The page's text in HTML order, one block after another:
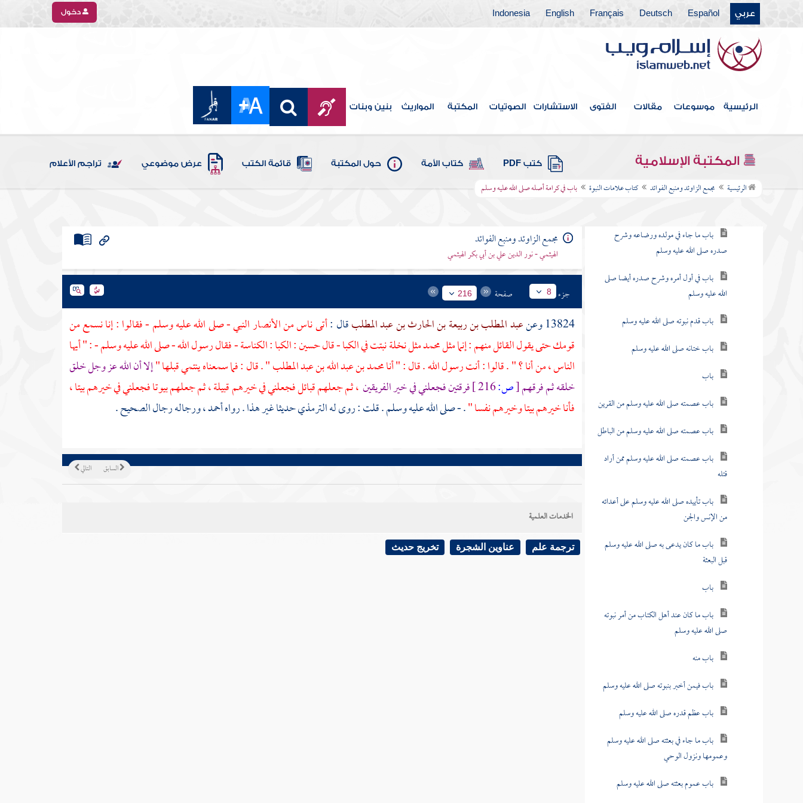
عربي Español
Deutsch
Français
English
Indonesia دخول
الرئيسية موسوعات مقالات الفتوى الاستشارات الصوتيات المكتبة المواريث بنين وبنات
المكتبة الإسلامية كتب PDF كتاب الأمة حول المكتبة قائمة الكتب عرض موضوعي تراجم الأعلام
الرئيسية مجمع الزاوئد ومنبع الفوائد كتاب علامات النبوة باب في كرامة أصله صلى الله عليه وسلم
كتاب التعبير
كتاب القدر
كتاب الفتن أعاذنا الله منها
كتاب الأدب
كتاب البر والصلة
كتاب فيه ذكر الأنبياء
كتاب علامات النبوة
باب ما جاء في مولده ورضاعه وشرح
صدره صلى الله عليه وسلم
باب في أول أمره وشرح صدره أيضا صلى
الله عليه وسلم
باب قدم نبوته صلى الله عليه وسلم
باب ختانه صلى الله عليه وسلم
باب
باب عصمته صلى الله عليه وسلم من القرين
باب عصمته صلى الله عليه وسلم من الباطل
باب عصمته صلى الله عليه وسلم ممن أراد
قتله
باب تأييده صلى الله عليه وسلم على أعدائه
من الإنس والجن
باب ما كان يدعى به صلى الله عليه وسلم
قبل البعثة
باب
باب ما كان عند أهل الكتاب من أمر نبوته
صلى الله عليه وسلم
باب منه
باب فيمن أخبر بنبوته صلى الله عليه وسلم
باب عظم قدره صلى الله عليه وسلم
باب ما جاء في بعثته صلى الله عليه وسلم
وعمومها ونزول الوحي
باب عموم بعثته صلى الله عليه وسلم
مجمع الزاوئد ومنبع الفوائد
الهيثمي - نور الدين علي بن أبي بكر الهيثمي
جزء 8 صفحة 216
13824 وعن عبد المطلب بن ربيعة بن الحارث بن عبد المطلبقال :أتى ناس منالأنصارالنبي - صلى الله عليه وسلم - فقالوا : إنا نسمع من
قومك حتى يقول القائل منهم : إنما مثلمحمدمثل نخلة نبتت في الكبا - قالحسين: الكبا : الكناسة - فقال رسول الله - صلى الله عليه وسلم - : " أيها
الناس ، من أنا ؟ " . قالوا : أنت رسول الله . قال : " أنامحمد بن عبد الله بن عبد المطلب" . قال : فما سمعناه ينتمي قبلها "إلا أن الله عز وجل خلق
خلقه ثم فرقهم[ص:216 ] فرقتين فجعلني في خير الفريقين، ثم جعلهم قبائل فجعلني في خيرهم قبيلة ، ثم جعلهم بيوتا فجعلني في خيرهم بيتا ،
فأنا خيرهم بيتا وخيرهم نفسا ". - صلى الله عليه وسلم . قلت : روى لهالترمذيحديثا غير هذا . رواهأحمد، ورجاله رجال الصحيح .
التالي السابق
الخدمات العلمية
ترجمة علم عناوين الشجرة تخريج حديث